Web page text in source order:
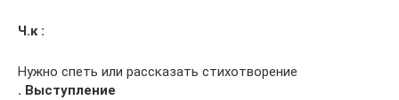
Ч.к :
Нужно спеть или рассказать стихотворение
. Выступление